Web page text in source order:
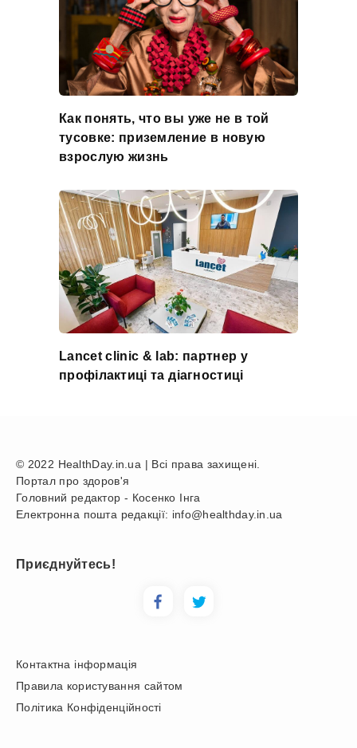
Как понять, что вы уже не в той
тусовке: приземление в новую
взрослую жизнь
Lancet clinic & lab: партнер у
профілактиці та діагностиці
© 2022 HealthDay.in.ua | Всі права захищені.
Портал про здоров'я
Головний редактор - Косенко Інга
Електронна пошта редакції: info@healthday.in.ua
Приєднуйтесь!
Контактна інформація
Правила користування сайтом
Політика Конфіденційності